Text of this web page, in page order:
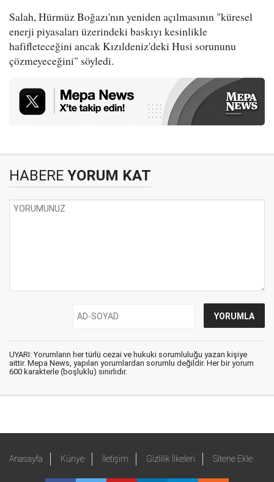
Salah, Hürmüz Boğazı'nın yeniden açılmasının "küresel
enerji piyasaları üzerindeki baskıyı kesinlikle
hafifleteceğini ancak Kızıldeniz'deki Husi sorununu
çözmeyeceğini" söyledi.
HABERE YORUM KAT
UYARI: Yorumların her türlü cezai ve hukuki sorumluluğu yazan kişiye
aittir. Mepa News, yapılan yorumlardan sorumlu değildir. Her bir yorum
600 karakterle (boşluklu) sınırlıdır.
Anasayfa Künye İletişim Gizlilik İlkeleri Sitene Ekle